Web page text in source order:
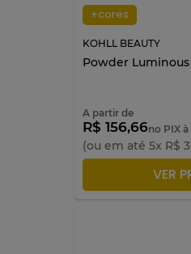
+cores
KOHLL BEAUTY
Powder
A partir de
R$ 156,66no PIX à
(ou em até 5x R$
VER